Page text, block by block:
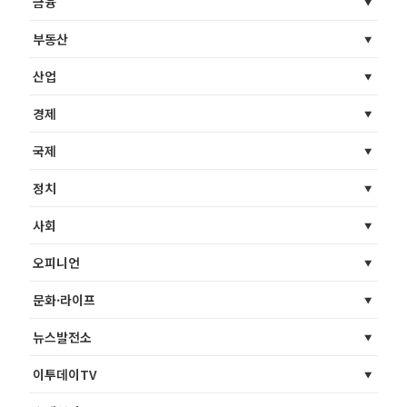
부동산
산업
경제
국제
정치
사회
오피니언
문화·라이프
뉴스발전소
이투데이TV